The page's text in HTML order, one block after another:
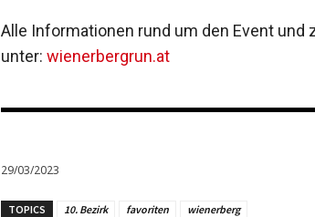
Alle ­Informationen rund um den Event
unter: ­ wienerbergrun.at
29/03/2023
TOPICS 10. Bezirk favoriten wienerberg